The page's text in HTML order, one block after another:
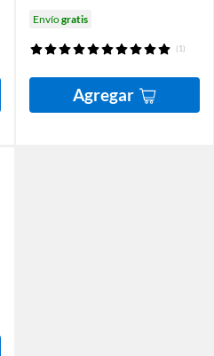
Envíogratis
(1)
Agregar